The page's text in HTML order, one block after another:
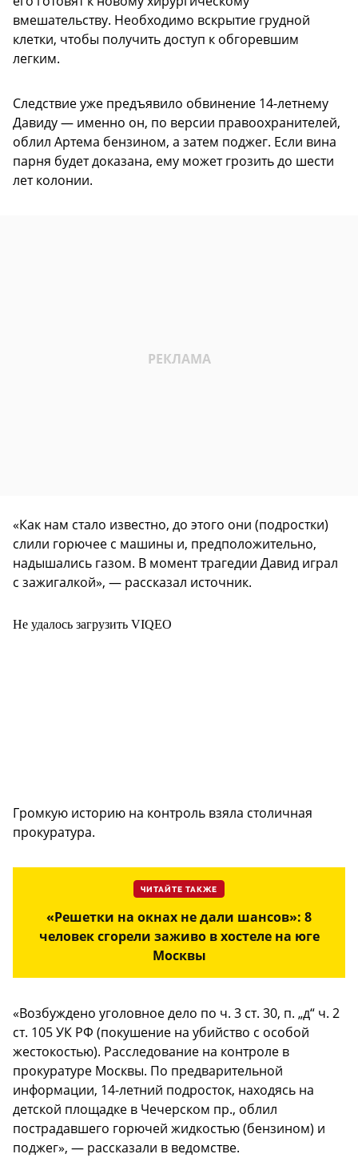
вмешательству. Необходимо вскрытие грудной
клетки, чтобы получить доступ к обгоревшим
легким.
Следствие уже предъявило обвинение 14-летнему
Давиду — именно он, по версии правоохранителей,
облил Артема бензином, а затем поджег. Если вина
парня будет доказана, ему может грозить до шести
лет колонии.
«Как нам стало известно, до этого они (подростки)
слили горючее с машины и, предположительно,
надышались газом. В момент трагедии Давид играл
с зажигалкой», — рассказал источник.
Не удалось загрузить VIQEO
Громкую историю на контроль взяла столичная
прокуратура.
ЧИТАЙТЕ ТАКЖЕ
«Решетки на окнах не дали шансов»: 8
человек сгорели заживо в хостеле на юге
Москвы
«Возбуждено уголовное дело по ч. 3 ст. 30, п. „д“ ч. 2
ст. 105 УК РФ (покушение на убийство с особой
жестокостью). Расследование на контроле в
прокуратуре Москвы. По предварительной
информации, 14-летний подросток, находясь на
детской площадке в Чечерском пр., облил
пострадавшего горючей жидкостью (бензином) и
поджег», — рассказали в ведомстве.